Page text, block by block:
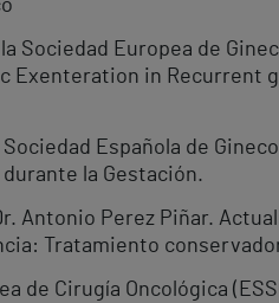
Sociedad Europea de
Exenteration in Recurrent
Española de
la Gestación.
Antonio Perez Piñar.
Tratamiento
de Cirugía Oncológica